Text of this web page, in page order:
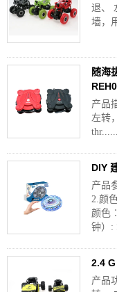
退、
墙，
随海
产品
左转
thr......
DIY
产品
2.颜
颜色
钟）:
2.4
产品